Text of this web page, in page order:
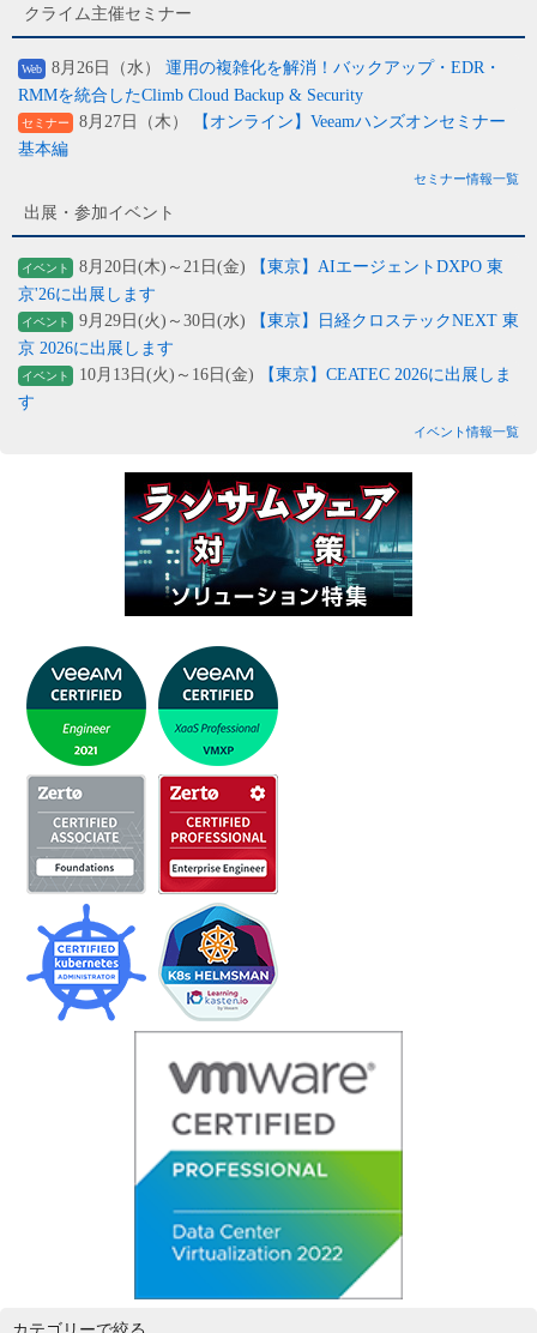
クライム主催セミナー
Web 8月26日（水） 運用の複雑化を解消！バックアップ・EDR・
RMMを統合したClimb Cloud Backup & Security
セミナー 8月27日（木）
【オンライン】Veeamハンズオンセミナー
基本編
セミナー情報一覧
出展・参加イベント
イベント 8月20日(木)～21日(金)
【東京】AIエージェントDXPO 東
京'26に出展します
イベント 9月29日(火)～30日(水)
【東京】日経クロステックNEXT 東
京 2026に出展します
イベント 10月13日(火)～16日(金)
【東京】CEATEC 2026に出展しま
す
イベント情報一覧